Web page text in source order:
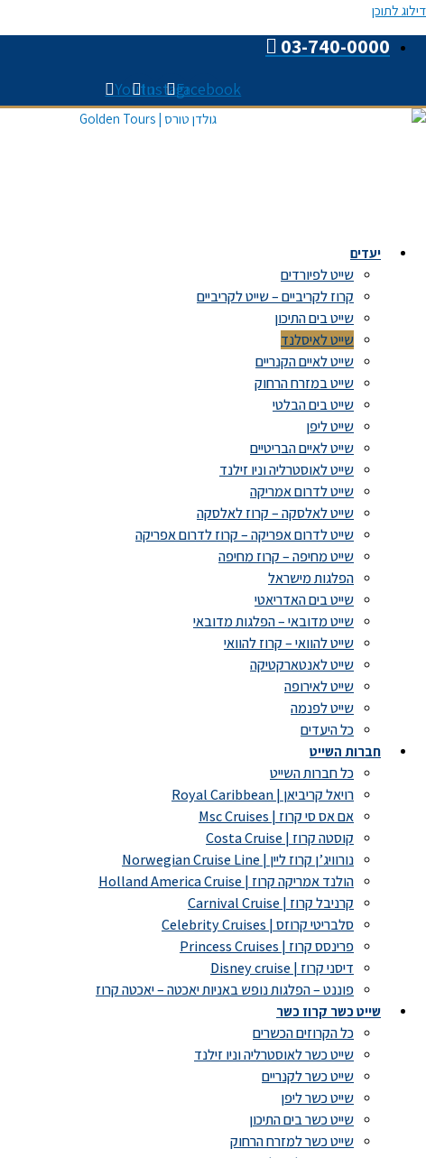
דילוג לתוכן
03-740-0000
Facebook
Instagram
Youtube
יעדים
שייט לפיורדים
קרוז לקריביים – שייט לקריביים
שייט בים התיכון
שייט לאיסלנד
שייט לאיים הקנריים
שייט במזרח הרחוק
שייט בים הבלטי
שייט ליפן
שייט לאיים הבריטיים
שייט לאוסטרליה וניו זילנד
שייט לדרום אמריקה
שייט לאלסקה – קרוז לאלסקה
שייט לדרום אפריקה – קרוז לדרום אפריקה
שייט מחיפה – קרוז מחיפה
הפלגות מישראל
שייט בים האדריאטי
שייט מדובאי – הפלגות מדובאי
שייט להוואי – קרוז להוואי
שייט לאנטארקטיקה
שייט לאירופה
שייט לפנמה
כל היעדים
חברות השייט
כל חברות השייט
רויאל קריביאן | Royal Caribbean
אם אס סי קרוז | Msc Cruises
קוסטה קרוז | Costa Cruise
נורוויג’ן קרוז ליין | Norwegian Cruise Line
הולנד אמריקה קרוז | Holland America Cruise
קרניבל קרוז | Carnival Cruise
סלבריטי קרוזס | Celebrity Cruises
פרינסס קרוז | Princess Cruises
דיסני קרוז | Disney cruise
פוננט – הפלגות נופש באניות יאכטה – יאכטה קרוז
שייט כשר קרוז כשר
כל הקרוזים הכשרים
שייט כשר לאוסטרליה וניו זילנד
שייט כשר לקנריים
שייט כשר ליפן
שייט כשר בים התיכון
שייט כשר למזרח הרחוק